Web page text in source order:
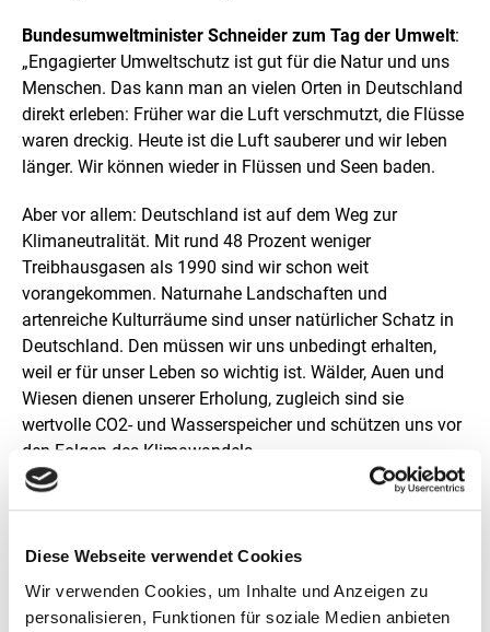
Diese Webseite verwendet Cookies
Wir verwenden Cookies, um Inhalte und Anzeigen zu
personalisieren, Funktionen für soziale Medien anbieten
t
n
D
a
r
s
t
l
l
u
n
g
Bundesumweltminister Schneider zum Tag der Umwelt:
„Engagierter Umweltschutz ist gut für die Natur und uns
Menschen. Das kann man an vielen Orten in Deutschland
direkt erleben: Früher war die Luft verschmutzt, die Flüsse
waren dreckig. Heute ist die Luft sauberer und wir leben
länger. Wir können wieder in Flüssen und Seen baden.
Aber vor allem: Deutschland ist auf dem Weg zur
Klimaneutralität. Mit rund 48 Prozent weniger
Treibhausgasen als 1990 sind wir schon weit
vorangekommen. Naturnahe Landschaften und
artenreiche Kulturräume sind unser natürlicher Schatz in
Deutschland. Den müssen wir uns unbedingt erhalten,
weil er für unser Leben so wichtig ist. Wälder, Auen und
Wiesen dienen unserer Erholung, zugleich sind sie
wertvolle CO2- und Wasserspeicher und schützen uns vor
den Folgen des Klimawandels.
Dass wir im Umwelt- und Naturschutz so weit gekommen
Menschen in Deutschland, die sich vor Ort einsetzen.
sagen!“